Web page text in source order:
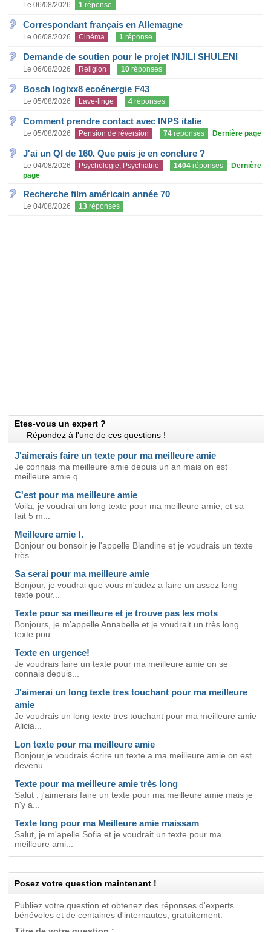
Le 06/08/2026 1 réponse
Correspondant français en Allemagne
Le 06/08/2026 Cinéma 1 réponse
Demande de soutien pour le projet INJILI SHULENI
Le 06/08/2026 Religion 10 réponses
Bosch logixx8 ecoénergie F43
Le 05/08/2026 Lave-linge 4 réponses
Comment prendre contact avec INPS italie
Le 05/08/2026 Pension de réversion 74 réponses Dernière page
J'ai un QI de 160. Que puis je en conclure ?
Le 04/08/2026 Psychologie, Psychiatrie 1404 réponses
Dernière
page
Recherche film américain année 70
Le 04/08/2026 13 réponses
Etes-vous un expert ?
Répondez à l'une de ces questions !
J'aimerais faire un texte pour ma meilleure amie
Je connais ma meilleure amie depuis un an mais on est
meilleure amie q...
C'est pour ma meilleure amie
Voila, je voudrai un long texte pour ma meilleure amie, et sa
fait 5 m...
Meilleure amie !.
Bonjour ou bonsoir je l'appelle Blandine et je voudrais un texte
très...
Sa serai pour ma meilleure amie
Bonjour, je voudrai que vous m'aidez a faire un assez long
texte pour...
Texte pour sa meilleure et je trouve pas les mots
Bonjours, je m’appelle Annabelle et je voudrait un très long
texte pou...
Texte en urgence!
Je voudrais faire un texte pour ma meilleure amie on se
connais depuis...
J'aimerai un long texte tres touchant pour ma meilleure
amie
Je voudrais un long texte tres touchant pour ma meilleure amie
Alicia...
Lon texte pour ma meilleure amie
Bonjour,je voudrais écrire un texte a ma meilleure amie on est
devenu...
Texte pour ma meilleure amie très long
Salut , j'aimerais faire un texte pour ma meilleure amie mais je
n'y a...
Texte long pour ma Meilleure amie maissam
Salut, je m'apelle Sofia et je voudrait un texte pour ma
meilleure ami...
Posez votre question maintenant !
Publiez votre question et obtenez des réponses d'experts
bénévoles et de centaines d'internautes, gratuitement.